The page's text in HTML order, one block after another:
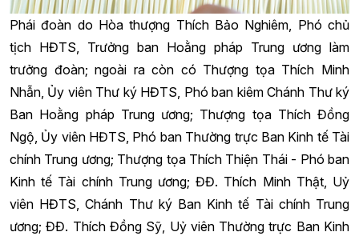
Phái đoàn do Hòa thượng Thích Bảo Nghiêm, Phó chủ
tịch HĐTS, Trưởng ban Hoằng pháp Trung ương làm
trưởng đoàn; ngoài ra còn có Thượng tọa Thích Minh
Nhẫn, Ủy viên Thư ký HĐTS, Phó ban kiêm Chánh Thư ký
Ban Hoằng pháp Trung ương; Thượng tọa Thích Đồng
Ngộ, Ủy viên HĐTS, Phó ban Thường trực Ban Kinh tế Tài
chính Trung ương; Thượng tọa Thích Thiện Thái - Phó ban
Kinh tế Tài chính Trung ương; ĐĐ. Thích Minh Thật, Uỷ
viên HĐTS, Chánh Thư ký Ban Kinh tế Tài chính Trung
ương; ĐĐ. Thích Đồng Sỹ, Uỷ viên Thường trực Ban Kinh